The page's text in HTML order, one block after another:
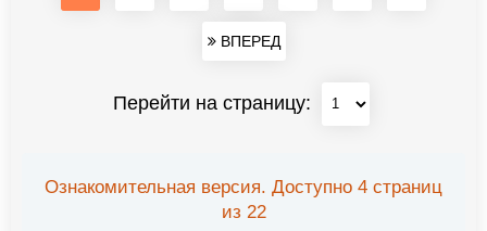
ВПЕРЕД
Перейти на страницу:
Ознакомительная версия. Доступно 4 страниц
из 22